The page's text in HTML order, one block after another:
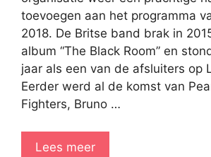
toevoegen aan het programma
2018. De Britse band brak in
album “The Black Room” en
jaar als een van de afsluiters op
Eerder werd al de komst van
Fighters, Bruno …
Lees meer